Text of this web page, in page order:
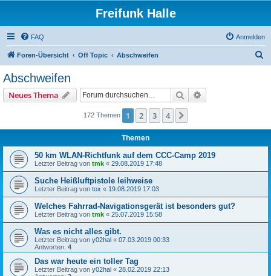
Freifunk Halle
FAQ Anmelden
Foren-Übersicht Off Topic Abschweifen
Abschweifen
Neues Thema Suche
172 Themen 1 2 3 4
Themen
50 km WLAN-Richtfunk auf dem CCC-Camp 2019
Letzter Beitrag von tmk « 29.08.2019 17:48
Suche Heißluftpistole leihweise
Letzter Beitrag von tox « 19.08.2019 17:03
Welches Fahrrad-Navigationsgerät ist besonders gut?
Letzter Beitrag von tmk « 25.07.2019 15:58
Was es nicht alles gibt.
Letzter Beitrag von y02hal « 07.03.2019 00:33
Antworten: 4
Das war heute ein toller Tag
Letzter Beitrag von y02hal « 28.02.2019 22:13